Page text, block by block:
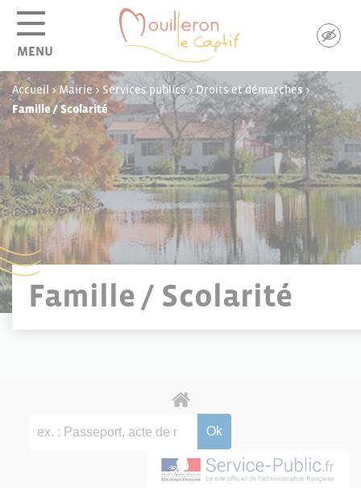
MENU
Accueil >Mairie> Services publics>Droits et démarches>
Famille / Scolarité
Famille / Scolarité
Panneau de gestion des cookies